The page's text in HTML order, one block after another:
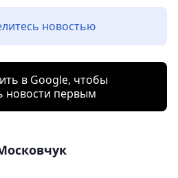
новостью
в Google, чтобы
новости первым